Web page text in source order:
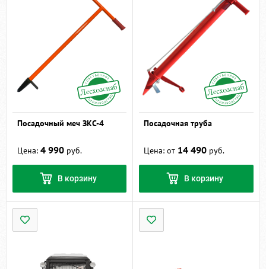
Посадочный меч ЗКС-4
Цена: 4 990 руб.
В корзину
Посадочная труба
Цена: от 14 490 руб.
В корзину